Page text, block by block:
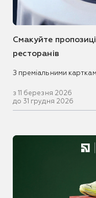
Смакуйте
ресторанів
З преміальними
з 11 березня 2026
до 31 грудня 2026